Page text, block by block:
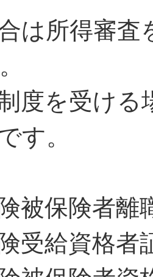
は所得審査
度を受ける
す。
被保険者離
受給資格者